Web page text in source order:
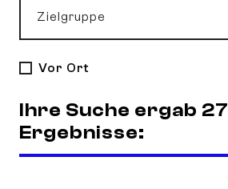
Zielgruppe
Vor Ort
Ihre Suche ergab 27
Ergebnisse: